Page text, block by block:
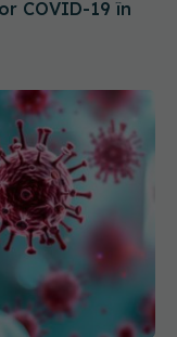
ori pe an. În